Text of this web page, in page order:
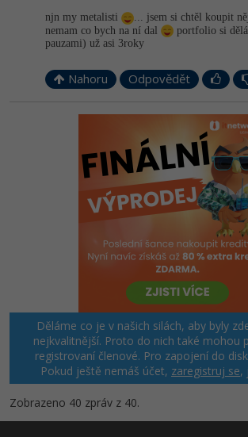
njn my metalisti
... jsem si chtěl koupit
nemam co bych na ní dal
portfolio si
pauzami) už asi 3roky
Nahoru Odpovědět
Děláme co je v našich silách, aby byly
nejkvalitnější. Proto do nich také mohou
registrovaní členové. Pro zapojení do
Pokud ještě nemáš účet, zaregistruj se,
Zobrazeno 40 zpráv z 40.